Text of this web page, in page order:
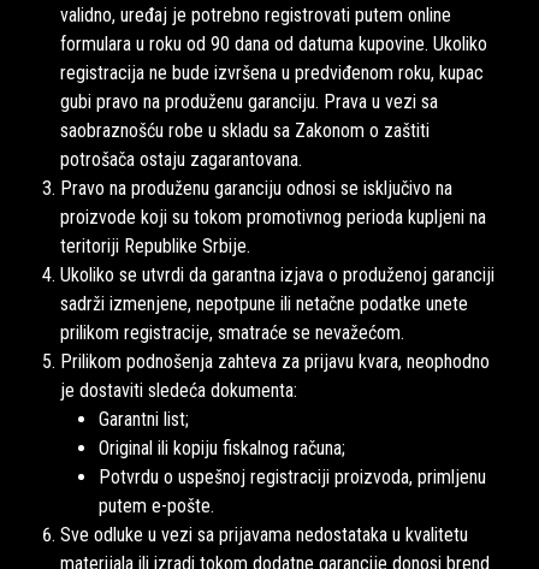
validno, uređaj je potrebno registrovati putem online
formulara u roku od 90 dana od datuma kupovine. Ukoliko
registracija ne bude izvršena u predviđenom roku, kupac
gubi pravo na produženu garanciju. Prava u vezi sa
saobraznošću robe u skladu sa Zakonom o zaštiti
potrošača ostaju zagarantovana.
Pravo na produženu garanciju odnosi se isključivo na
proizvode koji su tokom promotivnog perioda kupljeni na
teritoriji Republike Srbije.
Ukoliko se utvrdi da garantna izjava o produženoj garanciji
sadrži izmenjene, nepotpune ili netačne podatke unete
prilikom registracije, smatraće se nevažećom.
Prilikom podnošenja zahteva za prijavu kvara, neophodno
je dostaviti sledeća dokumenta:
Garantni list;
Original ili kopiju fiskalnog računa;
Potvrdu o uspešnoj registraciji proizvoda, primljenu
putem e-pošte.
Sve odluke u vezi sa prijavama nedostataka u kvalitetu
materijala ili izradi tokom dodatne garancije donosi brend